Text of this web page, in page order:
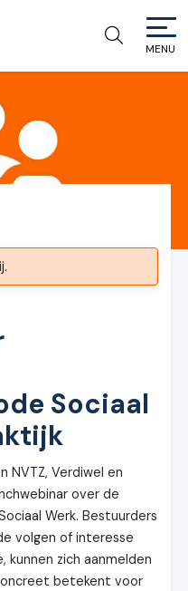
MENU
Sociaal
NVTZ, Verdiwel en
over de
Werk. Bestuurders
volgen of interesse
kunnen zich aanmelden
betekent voor